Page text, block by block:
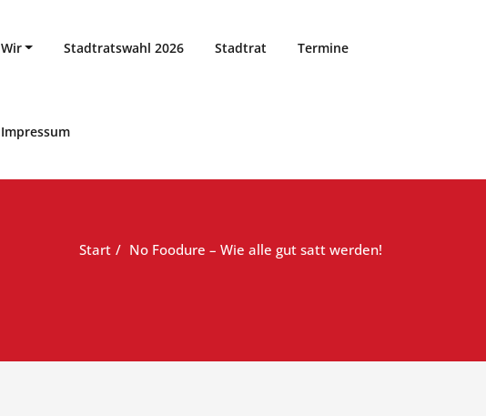
Wir Stadtratswahl 2026 Stadtrat Termine
Impressum
Start No Foodure – Wie alle gut satt werden!